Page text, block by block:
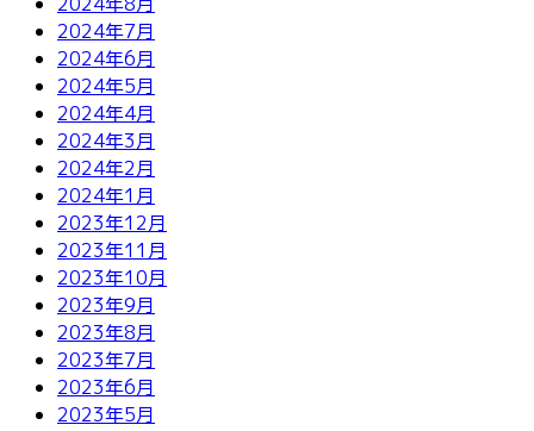
2024年7月
2024年6月
2024年5月
2024年4月
2024年3月
2024年2月
2024年1月
2023年12月
2023年11月
2023年10月
2023年9月
2023年8月
2023年7月
2023年6月
2023年5月